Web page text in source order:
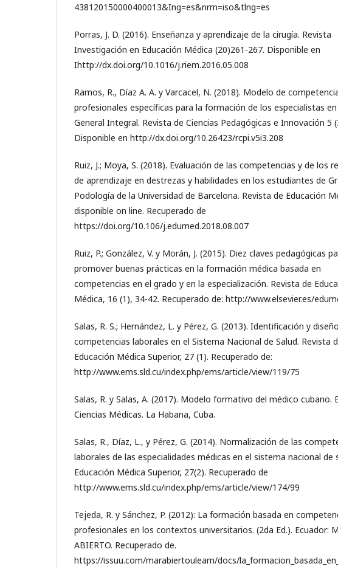
438120150000400013&Ing=es&nrm=iso&tlng=es
Porras, J. D. (2016). Enseñanza y aprendizaje de la cirugía. Revista
Investigación en Educación Médica (20)261-267. Disponible en
Ihttp://dx.doi.org/10.1016/j.riem.2016.05.008
Ramos, R., Díaz A. A. y Varcacel, N. (2018). Modelo de
profesionales específicas para la formación de los especialistas
General Integral. Revista de Ciencias Pedagógicas e Innovación 5
Disponible en http://dx.doi.org/10.26423/rcpi.v5i3.208
Ruiz, J.; Moya, S. (2018). Evaluación de las competencias y de los
de aprendizaje en destrezas y habilidades en los estudiantes de
Podología de la Universidad de Barcelona. Revista de Educación
disponible on line. Recuperado de
https://doi.org/10.106/j.edumed.2018.08.007
Ruiz, P.; González, V. y Morán, J. (2015). Diez claves pedagógicas
promover buenas prácticas en la formación médica basada en
competencias en el grado y en la especialización. Revista de
Médica, 16 (1), 34-42. Recuperado de: http://www.elsevier.es/
Salas, R. S.; Hernández, L. y Pérez, G. (2013). Identificación y
competencias laborales en el Sistema Nacional de Salud. Revista
Educación Médica Superior, 27 (1). Recuperado de:
http://www.ems.sld.cu/index.php/ems/article/view/119/75
Salas, R. y Salas, A. (2017). Modelo formativo del médico cubano.
Ciencias Médicas. La Habana, Cuba.
Salas, R., Díaz, L., y Pérez, G. (2014). Normalización de las
laborales de las especialidades médicas en el sistema nacional de
Educación Médica Superior, 27(2). Recuperado de
http://www.ems.sld.cu/index.php/ems/article/view/174/99
Tejeda, R. y Sánchez, P. (2012): La formación basada en
profesionales en los contextos universitarios. (2da Ed.). Ecuador:
ABIERTO. Recuperado de.
https://issuu.com/marabiertouleam/docs/